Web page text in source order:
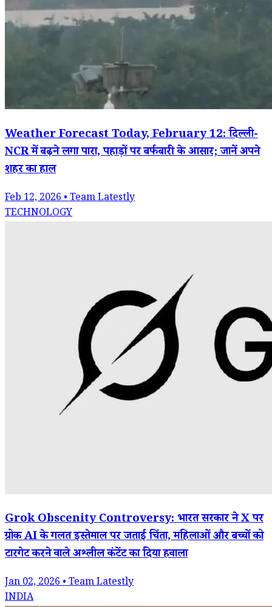
Weather Forecast Today, February 12: दिल्ली-
NCR में बढ़ने लगा पारा, पहाड़ों पर बर्फबारी के आसार; जानें अपने
शहर का हाल
Feb 12, 2026 • Team Latestly
TECHNOLOGY
Grok Obscenity Controversy: भारत सरकार ने X पर
ग्रोक AI के गलत इस्तेमाल पर जताई चिंता, महिलाओं और बच्चों को
टारगेट करने वाले अश्लील कंटेंट का दिया हवाला
Jan 02, 2026 • Team Latestly
INDIA